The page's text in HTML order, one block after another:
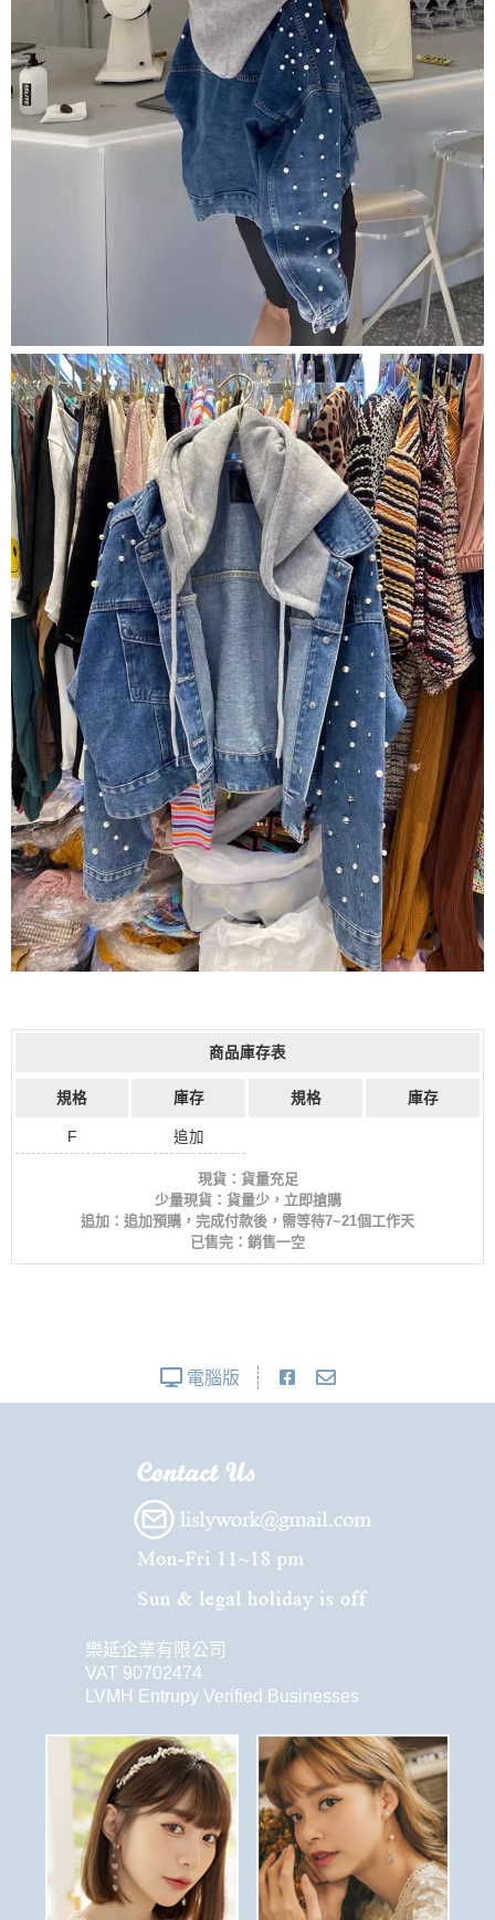
商品庫存表
規格 庫存 規格 庫存
F 追加
現貨：貨量充足
少量現貨：貨量少，立即搶購
追加：追加預購，完成付款後，需等待7~21個工作天
已售完：銷售一空
電腦版
樂延企業有限公司
VAT 90702474
LVMH Entrupy Verified Businesses